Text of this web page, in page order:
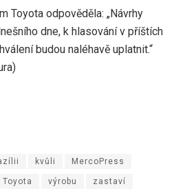
Toyota odpověděla: „Návrhy
dne, k hlasování v příštích
budou naléhavě uplatnit.“
kvůli MercoPress
Toyota výrobu zastaví